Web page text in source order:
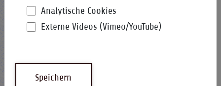
Batteriegestützte Sirene
Analytische Cookies
Externe Videos (Vimeo/YouTube)
Speichern